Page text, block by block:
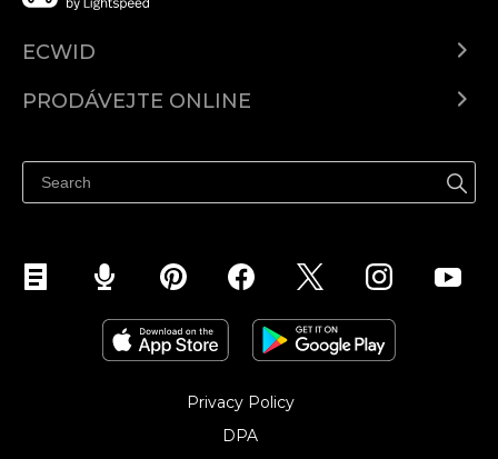
ECWID
Ceny
PRODÁVEJTE ONLINE
Prodávejte na Facebooku
Prodávejte na Instagramu
Privacy Policy
DPA